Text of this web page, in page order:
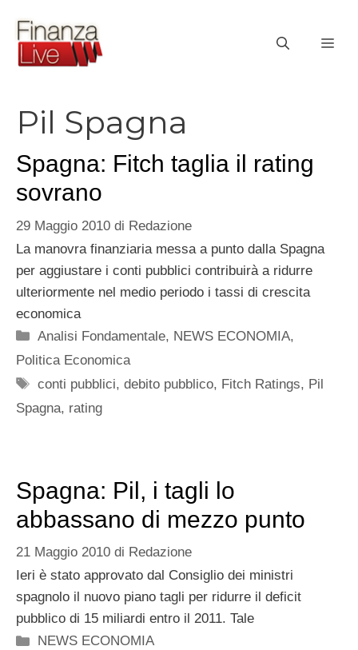
contenuto
Pil Spagna
Spagna: Fitch taglia il rating
sovrano
29 Maggio 2010 di Redazione
La manovra finanziaria messa a punto dalla Spagna
per aggiustare i conti pubblici contribuirà a ridurre
ulteriormente nel medio periodo i tassi di crescita
economica
Categorie
Analisi Fondamentale, NEWS ECONOMIA,
Politica Economica
Tag
conti pubblici,debito pubblico, Fitch Ratings, Pil
Spagna, rating
Spagna: Pil, i tagli lo
abbassano di mezzo punto
21 Maggio 2010 di Redazione
Ieri è stato approvato dal Consiglio dei ministri
spagnolo il nuovo piano tagli per ridurre il deficit
pubblico di 15 miliardi entro il 2011. Tale
Categorie
NEWS ECONOMIA